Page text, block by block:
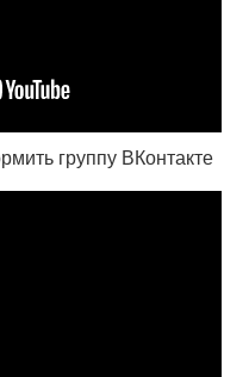
группу ВКонтакте